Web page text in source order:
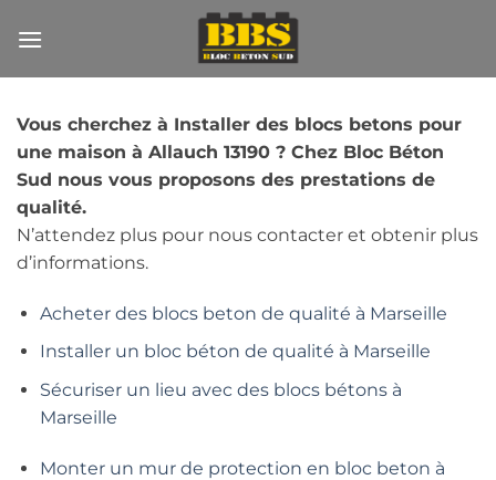
au
Vous cherchez à Installer des blocs betons pour
une maison à Allauch 13190 ? Chez Bloc Béton
Sud nous vous proposons des prestations de
qualité.
N’attendez plus pour nous contacter et obtenir plus
d’informations.
Acheter des blocs beton de qualité à Marseille
Installer un bloc béton de qualité à Marseille
Sécuriser un lieu avec des blocs bétons à
Marseille
Monter un mur de protection en bloc beton à